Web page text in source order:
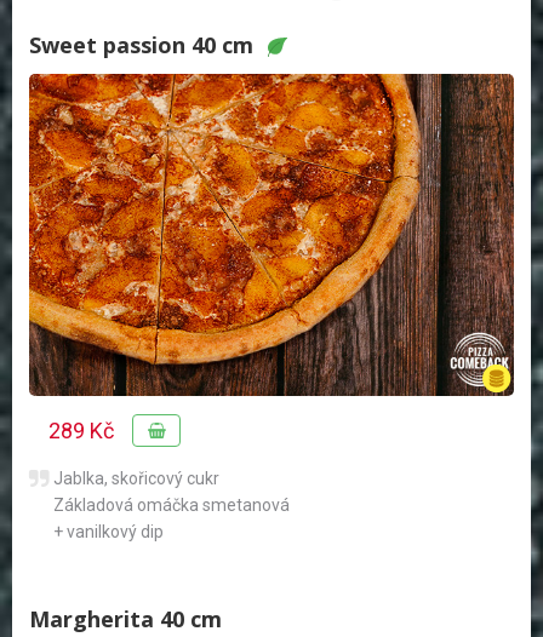
Sweet passion 40 cm
289 Kč
Jablka, skořicový cukr
Základová omáčka smetanová
+ vanilkový dip
Margherita 40 cm